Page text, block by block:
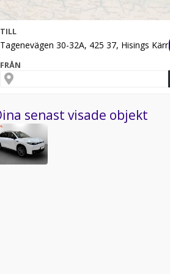
TILL
Tagenevägen 30-32A, 425 37, Hisings Kärra
FRÅN
senast visade objekt